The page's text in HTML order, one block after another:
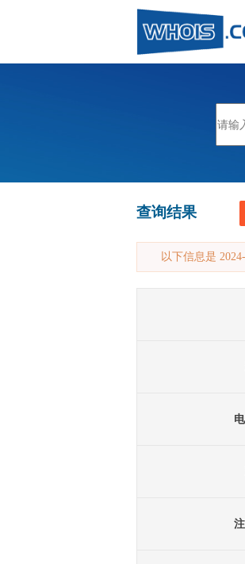
查询结果
以下信息是